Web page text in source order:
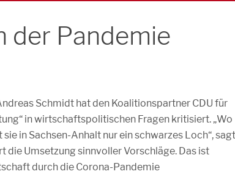
der Pandemie
Schmidt hat den Koalitionspartner CDU für
in wirtschaftspolitischen Fragen kritisiert. „Wo
in Sachsen-Anhalt nur ein schwarzes Loch“,
die Umsetzung sinnvoller Vorschläge. Das ist
durch die Corona-Pandemie